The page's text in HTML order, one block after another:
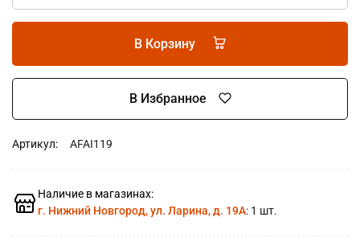
В Корзину
В Избранное
Артикул: AFAI119
Наличие в магазинах:
г. Нижний Новгород, ул. Ларина, д. 19А: 1 шт.